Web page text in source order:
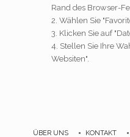
Rand des Browser-
2. Wählen Sie
3. Klicken Sie auf
4. Stellen Sie Ihre
Websiten".
ÜBER UNS KONTAKT